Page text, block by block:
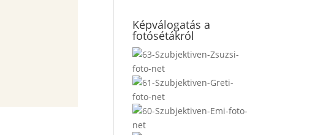
Képválogatás a
fotósétákról